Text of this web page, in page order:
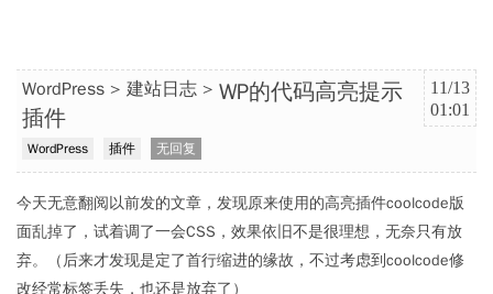
11/13
01:01
WordPress 建站日志
WP的代码高亮提示
插件
WordPress 插件 无回复
今天无意翻阅以前发的文章，发现原来使用的高亮插件coolcode版
面乱掉了，试着调了一会CSS，效果依旧不是很理想，无奈只有放
弃。（后来才发现是定了首行缩进的缘故，不过考虑到coolcode修
改经常标签丢失，也还是放弃了）